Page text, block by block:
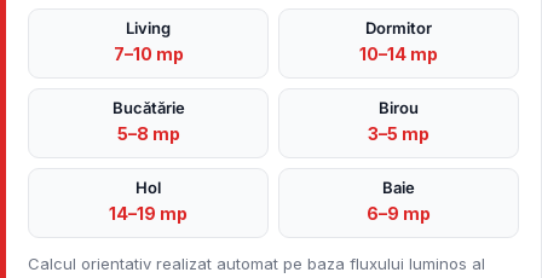
Living
7–10 mp
Dormitor
10–14 mp
Bucătărie
5–8 mp
Birou
3–5 mp
Hol
14–19 mp
Baie
6–9 mp
Calcul orientativ realizat automat pe baza fluxului luminos al